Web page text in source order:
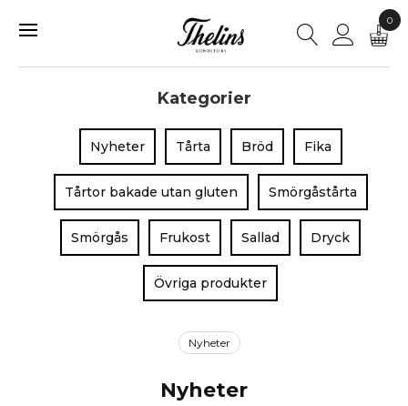
0
Kategorier
Nyheter Tårta Bröd Fika
Tårtor bakade utan gluten Smörgåstårta
Smörgås Frukost Sallad Dryck
Övriga produkter
Nyheter
Nyheter